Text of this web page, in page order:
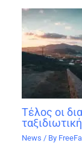
Τέλος οι
News / By